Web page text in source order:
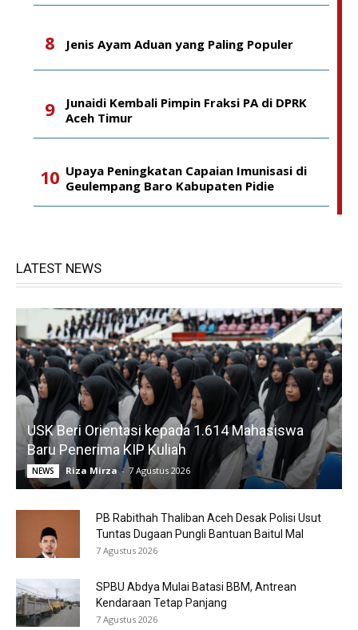
Jenis Ayam Aduan yang Paling Populer
Junaidi Kembali Pimpin Fraksi PA di DPRK
Aceh Timur
Upaya Peningkatan Capaian Imunisasi di
Geulempang Baro Kabupaten Pidie
LATEST NEWS
USK Beri Orientasi kepada 1.614 Mahasiswa
Baru Penerima KIP Kuliah
NEWS Riza Mirza - 7 Agustus 2026
PB Rabithah Thaliban Aceh Desak Polisi Usut
Tuntas Dugaan Pungli Bantuan Baitul Mal
7 Agustus 2026
SPBU Abdya Mulai Batasi BBM, Antrean
Kendaraan Tetap Panjang
7 Agustus 2026